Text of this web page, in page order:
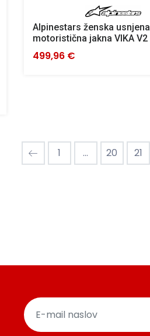
Alpinestars ženska usnjena
motoristična jakna VIKA V2
499,96 €
1 ... 20 21